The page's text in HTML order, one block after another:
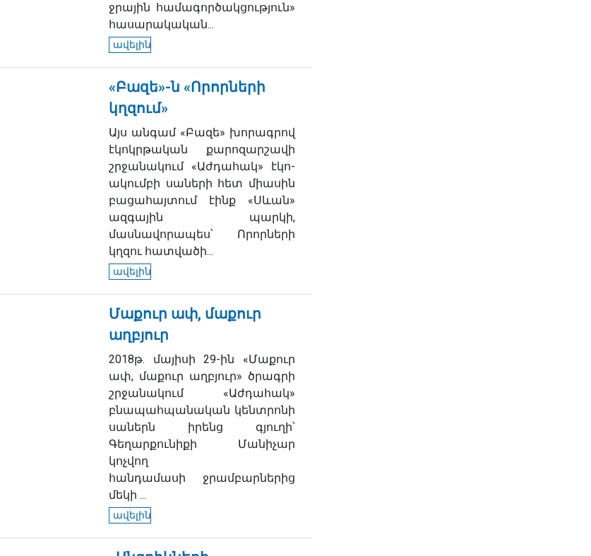
ջրային համագործակցություն»
հասարակական...
ավելին
«Բազե»-ն «Որորների
կղզում»
Այս անգամ «Բազե» խորագրով
էկոկրթական քարոզարշավի
շրջանակում «Աժդահակ» էկո-
ակումբի սաների հետ միասին
բացահայտում էինք «Սևան»
ազգային պարկի,
մասնավորապես՝ Որորների
կղզու հատվածի...
ավելին
Մաքուր ափ, մաքուր
աղբյուր
2018թ. մայիսի 29-ին «Մաքուր
ափ, մաքուր աղբյուր» ծրագրի
շրջանակում «Աժդահակ»
բնապահպանական կենտրոնի
սաներն իրենց գյուղի՝
Գեղարքունիքի Մանիչար
կոչվող
հանդամասի ջրամբարներից
մեկի ...
ավելին